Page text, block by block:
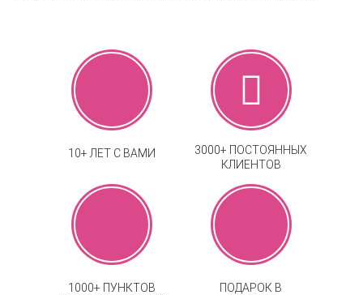
10+ ЛЕТ С ВАМИ
3000+ ПОСТОЯННЫХ
КЛИЕНТОВ
1000+ ПУНКТОВ
ПОДАРОК В